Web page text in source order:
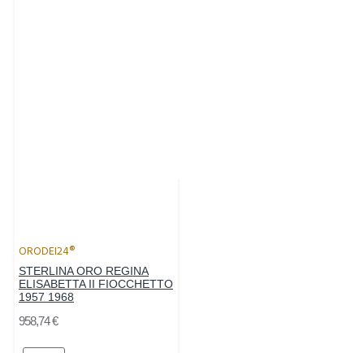
ORODEI24®
STERLINA ORO REGINA
ELISABETTA II FIOCCHETTO
1957 1968
958,74 €